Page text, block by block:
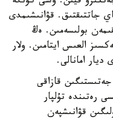
جاتتىقتىق. قۋانىشىمدى
بولىسەمىن. ەڭ
العىس ايتامىن. ولار
امانالى.
قازاقى
رەتىندە تۇلپار
قۋانىشپەن